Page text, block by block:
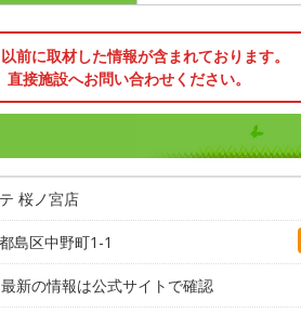
に取材した情報が含まれております。
接施設へお問い合わせください。
桜ノ宮店
島区中野町1-1
新の情報は公式サイトで確認